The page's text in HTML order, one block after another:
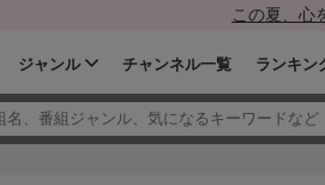
この夏、心
ジャンル チャンネル一覧 ランキン